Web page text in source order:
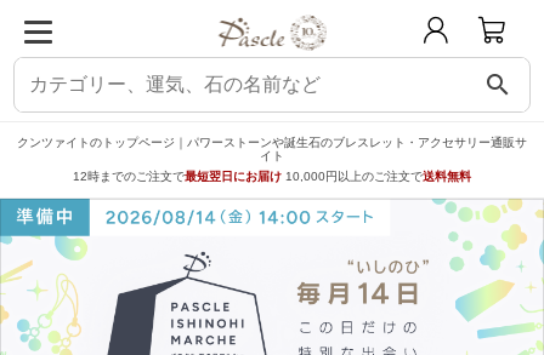
search
クンツァイトのトップページ｜パワーストーンや誕生石のブレスレット・アクセサリー通販サ
イト
12時までのご注文で最短翌日にお届け 10,000円以上のご注文で送料無料